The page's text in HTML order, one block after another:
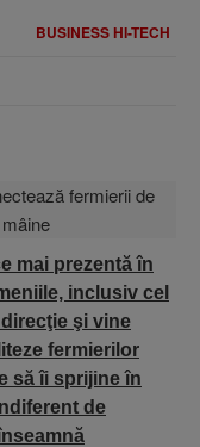
BUSINESS HI-TECH
mai prezentă în
inclusiv cel
şi vine
fermierilor
să îi sprijine în
de